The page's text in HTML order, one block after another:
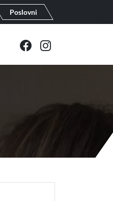
Poslovni